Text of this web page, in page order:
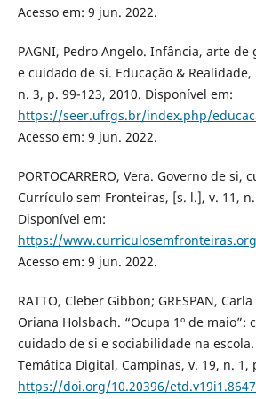
Acesso em: 9 jun. 2022.
PAGNI, Pedro Angelo. Infância, arte de
e cuidado de si. Educação & Realidade,
n. 3, p. 99-123, 2010. Disponível em:
https://seer.ufrgs.br/index.php/
Acesso em: 9 jun. 2022.
PORTOCARRERO, Vera. Governo de si,
Currículo sem Fronteiras, [s. l.], v. 11,
Disponível em:
https://
Acesso em: 9 jun. 2022.
RATTO, Cleber Gibbon; GRESPAN, Carla
Oriana Holsbach. “Ocupa 1º de maio”:
cuidado de si e sociabilidade na escola.
Temática Digital, Campinas, v. 19, n. 1,
https://doi.org/10.20396/